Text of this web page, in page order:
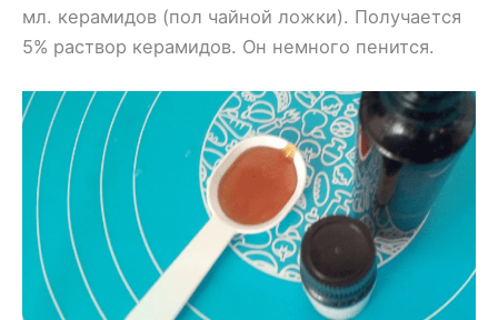
мл. керамидов (пол чайной ложки). Получается
5% раствор керамидов. Он немного пенится.